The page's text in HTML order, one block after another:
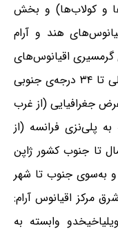
و کولاب‌ها) و بخش
(۰ تا ۲۰۰ متر) در اقیانوس‌های هند و آرام
تا ۱۶۸ متری آب‌های گرمسیری اقیانوس‌های
هند و آرام، میان مدارهای ۳۵ درجه‌ی شمالی تا ۳۴ درجه‌ی جنوبی
غربی از عرض جغرافیایی (از غرب
پلی‌نزی فرانسه (از
تا جنوب کشور ژاپن
و به‌سوی جنوب تا شهر
مرکز اقیانوس آرام:
وابسته به